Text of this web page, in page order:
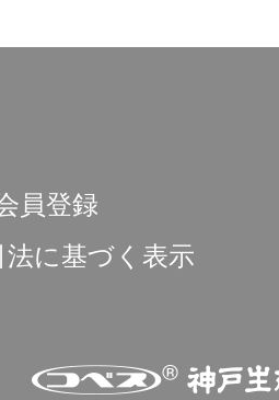
員登録
法に基づく表示